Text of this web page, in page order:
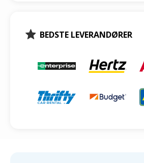
BEDSTE LEVERANDØRER